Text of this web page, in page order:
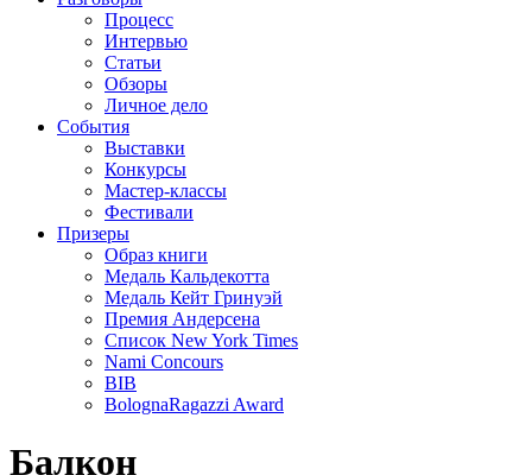
Процесс
Интервью
Статьи
Обзоры
Личное дело
События
Выставки
Конкурсы
Мастер-классы
Фестивали
Призеры
Образ книги
Медаль Кальдекотта
Медаль Кейт Гринуэй
Премия Андерсена
Список New York Times
Nami Concours
BIB
BolognaRagazzi Award
Балкон